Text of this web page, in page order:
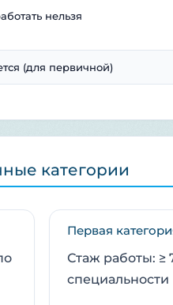
нельзя
(для первичной)
категории
Первая
Стаж работы: ≥
специальности